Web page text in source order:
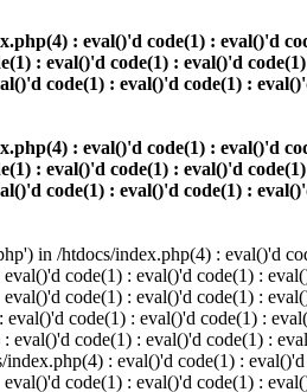
: eval()'d code(1) : eval()'d
: eval()'d code(1) : eval()'d
code(1) : eval()'d code(1) :
: eval()'d code(1) : eval()'d
: eval()'d code(1) : eval()'d
code(1) : eval()'d code(1) :
in /htdocs/index.php(4) : eval()'d
code(1) : eval()'d code(1) :
code(1) : eval()'d code(1) :
code(1) : eval()'d code(1) :
code(1) : eval()'d code(1) :
: eval()'d code(1) :
code(1) : eval()'d code(1) :